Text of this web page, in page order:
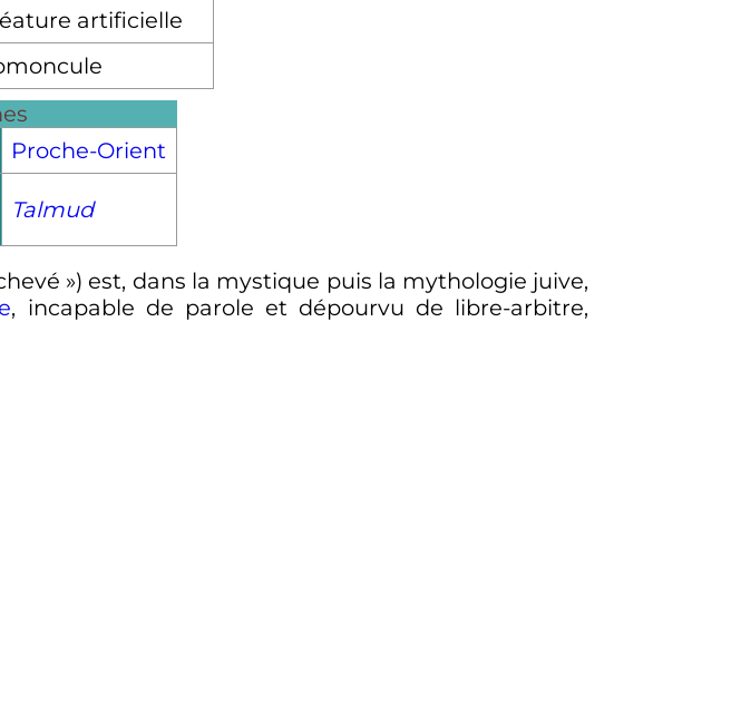
artificielle
Proche-Orient
Talmud
») est, dans la mystique puis la mythologie juive,
, incapable de parole et dépourvu de libre-arbitre,